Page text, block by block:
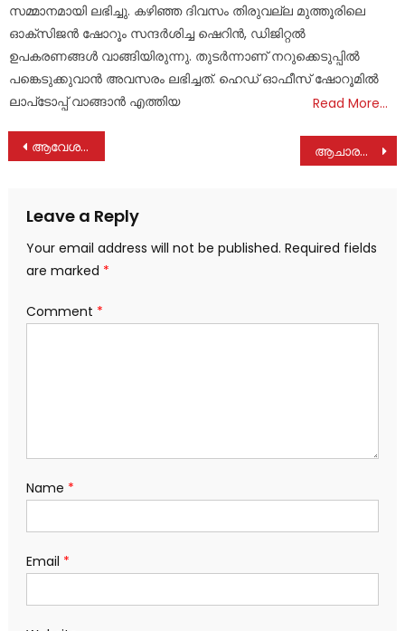
സമ്മാനമായി ലഭിച്ചു. കഴിഞ്ഞ ദിവസം തിരുവല്ല മുത്തൂരിലെ
ഓക്‌സിജന്‍ ഷോറൂം സന്ദര്‍ശിച്ച ഷെറിന്‍, ഡിജിറ്റല്‍
ഉപകരണങ്ങള്‍ വാങ്ങിയിരുന്നു. തുടര്‍ന്നാണ് നറുക്കെടുപ്പില്‍
പങ്കെടുക്കുവാന്‍ അവസരം ലഭിച്ചത്. ഹെഡ് ഓഫീസ് ഷോറൂമില്‍
ലാപ്‌ടോപ്പ് വാങ്ങാന്‍ എത്തിയ
Read More…
Post
ആവേശകടലിൽ കൊട്ടികയറി എൽഡിഎഫ് കൊട്ടികലാശം ആചാരങ്ങളും പാരമ്പര്യങ്ങളും മുറകെ പിടിക്കുന്ന തിരുനാൾ: അരുവിത്തുറ തിരുനാൾ
Leave a Reply
Your email address will not be published. Required fields
are marked *
Comment *
Name *
Email *